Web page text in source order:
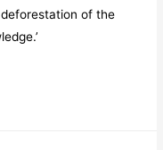
of the
knowledge.’